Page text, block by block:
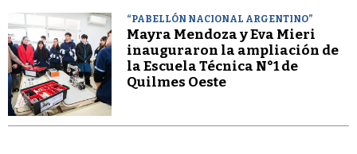
“PABELLÓN NACIONAL ARGENTINO”
Mayra Mendoza y Eva Mieri
inauguraron la ampliación de
la Escuela Técnica N°1 de
Quilmes Oeste